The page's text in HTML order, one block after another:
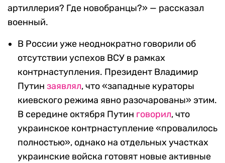
артиллерия? Где новобранцы?» — рассказал
военный.
В России уже неоднократно говорили об
отсутствии успехов ВСУ в рамках
контрнаступления. Президент Владимир
Путин заявлял, что «западные кураторы
киевского режима явно разочарованы» этим.
В середине октября Путин говорил, что
украинское контрнаступление «провалилось
полностью», однако на отдельных участках
украинские войска готовят новые активные